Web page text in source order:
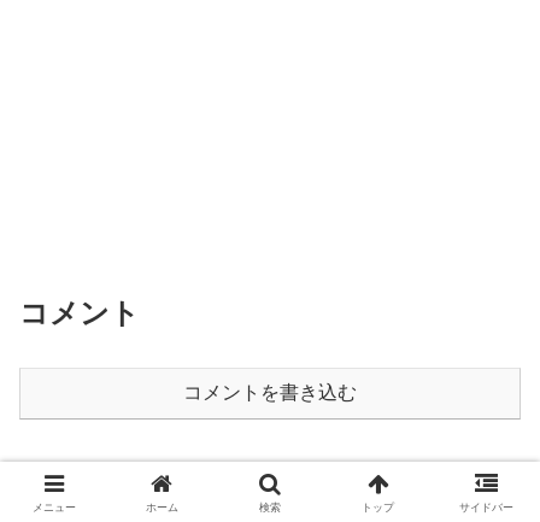
コメント
コメントを書き込む
メニュー ホーム 検索 トップ サイドバー